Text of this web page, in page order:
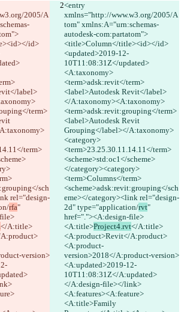
2005/A
id>
label>
term>
term>
sch
rel="design-
rfa"
</A:title>
version>
<entry
xmlns="http://www.w3.org/2005/A
tom" xmlns:A="urn:schemas-
autodesk-com:partatom">
<title>Column</title><id></id>
<updated>2019-12-
10T11:08:31Z</updated>
<A:taxonomy>
<term>adsk:revit</term>
<label>Autodesk Revit</label>
</A:taxonomy><A:taxonomy>
<term>adsk:revit:grouping</term>
<label>Autodesk Revit
Grouping</label></A:taxonomy>
<category>
<term>23.25.30.11.14.11</term>
<scheme>std:oc1</scheme>
</category><category>
<term>Columns</term>
<scheme>adsk:revit:grouping</sch
eme></category><link rel="design-
2d" type="application/rvt"
href="."><A:design-file>
<A:title>Project4.rvt</A:title>
<A:product>Revit</A:product>
<A:product-
version>2018</A:product-version>
<A:updated>2019-12-
10T11:08:31Z</A:updated>
</A:design-file></link>
<A:features><A:feature>
<A:title>Family
파일 열기
파일 열기
Inc.